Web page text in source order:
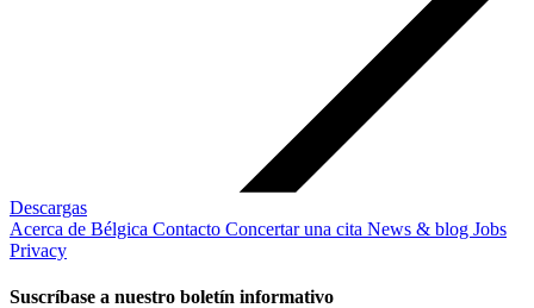
Descargas
Acerca de Bélgica Contacto Concertar una cita News & blog Jobs
Privacy
Suscríbase a nuestro boletín informativo